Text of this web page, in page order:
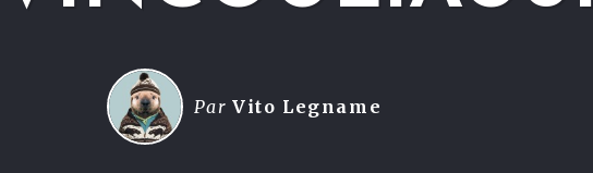
ParVito Legname